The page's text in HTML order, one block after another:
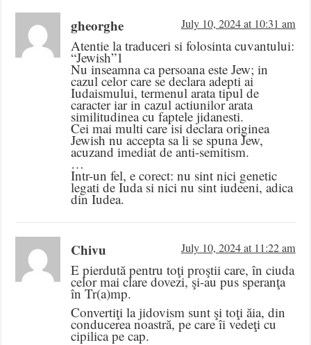
gheorghe July 10, 2024 at 10:31 am
Atentie la traduceri si folosinta cuvantului:
“Jewish”1
Nu inseamna ca persoana este Jew; in
cazul celor care se declara adepti ai
Iudaismului, termenul arata tipul de
caracter iar in cazul actiunilor arata
similitudinea cu faptele jidanesti.
Cei mai multi care isi declara originea
Jewish nu accepta sa li se spuna Jew,
acuzand imediat de anti-semitism.
…
Intr-un fel, e corect: nu sint nici genetic
legati de Iuda si nici nu sint iudeeni, adica
din Iudea.
Chivu July 10, 2024 at 11:22 am
E pierdută pentru toţi proştii care, în ciuda
celor mai clare dovezi, şi-au pus speranţa
în Tr(a)mp.
Convertiţi la jidovism sunt şi toţi ăia, din
conducerea noastră, pe care îi vedeţi cu
cipilica pe cap.